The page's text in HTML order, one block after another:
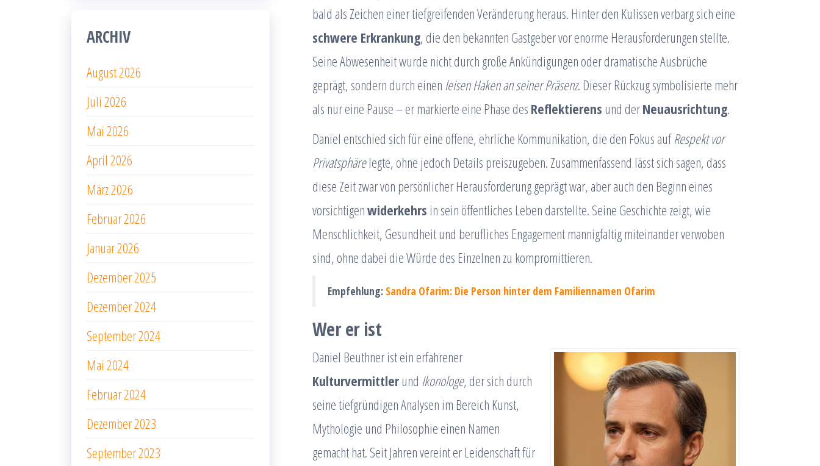
bald als Zeichen einer tiefgreifenden Veränderung heraus. Hinter den Kulissen verbarg sich eine
schwere Erkrankung, die den bekannten Gastgeber vor enorme Herausforderungen stellte.
Seine Abwesenheit wurde nicht durch große Ankündigungen oder dramatische Ausbrüche
geprägt, sondern durch einen leisen Haken an seiner Präsenz. Dieser Rückzug symbolisierte mehr
als nur eine Pause – er markierte eine Phase des Reflektierens und derNeuausrichtung.
Daniel entschied sich für eine offene, ehrliche Kommunikation, die den Fokus aufRespekt vor
Privatsphärelegte, ohne jedoch Details preiszugeben. Zusammenfassend lässt sich sagen, dass
diese Zeit zwar von persönlicher Herausforderung geprägt war, aber auch den Beginn eines
vorsichtigenwiderkehrs in sein öffentliches Leben darstellte. Seine Geschichte zeigt, wie
Menschlichkeit, Gesundheit und berufliches Engagement mannigfaltig miteinander verwoben
sind, ohne dabei die Würde des Einzelnen zu kompromittieren.
Empfehlung: Sandra Ofarim: Die Person hinter dem Familiennamen Ofarim
Wer er ist
Daniel Beuthner ist ein erfahrener
Kulturvermittler und Ikonologe, der sich durch
seine tiefgründigen Analysen im Bereich Kunst,
Mythologie und Philosophie einen Namen
gemacht hat. Seit Jahren vereint er Leidenschaft für
ARCHIV
August 2026
Juli 2026
Mai 2026
April 2026
März 2026
Februar 2026
Januar 2026
Dezember 2025
Dezember 2024
September 2024
Mai 2024
Februar 2024
Dezember 2023
September 2023